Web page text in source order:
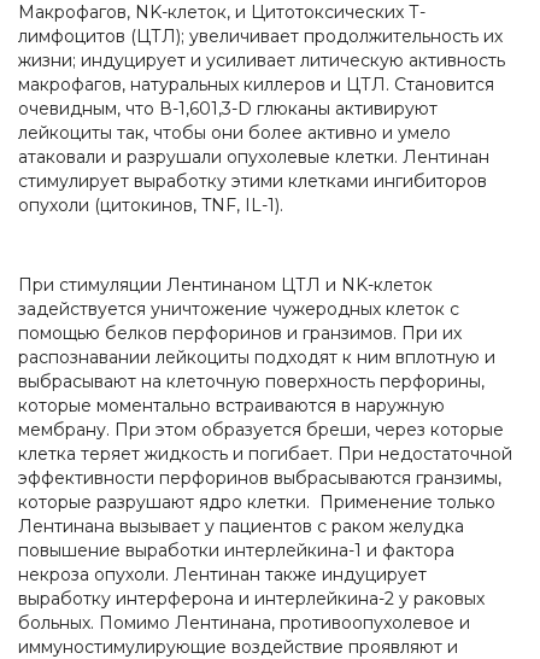
Макрофагов, NK-клеток, и Цитотоксических Т-
лимфоцитов (ЦТЛ); увеличивает продолжительность их
жизни; индуцирует и усиливает литическую активность
макрофагов, натуральных киллеров и ЦТЛ. Становится
очевидным, что В-1,601,3-D глюканы активируют
лейкоциты так, чтобы они более активно и умело
атаковали и разрушали опухолевые клетки. Лентинан
стимулирует выработку этими клетками ингибиторов
опухоли (цитокинов, TNF, IL-1).
При стимуляции Лентинаном ЦТЛ и NK-клеток
задействуется уничтожение чужеродных клеток с
помощью белков перфоринов и гранзимов. При их
распознавании лейкоциты подходят к ним вплотную и
выбрасывают на клеточную поверхность перфорины,
которые моментально встраиваются в наружную
мембрану. При этом образуется бреши, через которые
клетка теряет жидкость и погибает. При недостаточной
эффективности перфоринов выбрасываются гранзимы,
которые разрушают ядро клетки. Применение только
Лентинана вызывает у пациентов с раком желудка
повышение выработки интерлейкина-1 и фактора
некроза опухоли. Лентинан также индуцирует
выработку интерферона и интерлейкина-2 у раковых
больных. Помимо Лентинана, противоопухолевое и
иммуностимулирующие воздействие проявляют и